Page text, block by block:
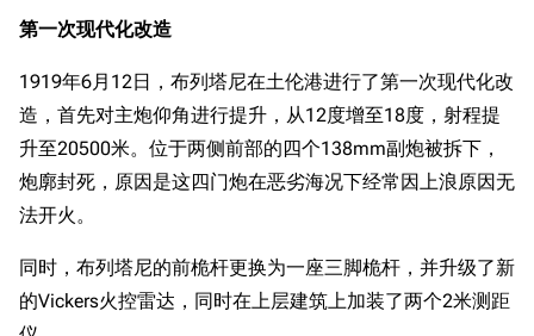
第一次现代化改造
1919年6月12日，布列塔尼在土伦港进行了第一次现代化改
造，首先对主炮仰角进行提升，从12度增至18度，射程提
升至20500米。位于两侧前部的四个138mm副炮被拆下，
炮廓封死，原因是这四门炮在恶劣海况下经常因上浪原因无
法开火。
同时，布列塔尼的前桅杆更换为一座三脚桅杆，并升级了新
的Vickers火控雷达，同时在上层建筑上加装了两个2米测距